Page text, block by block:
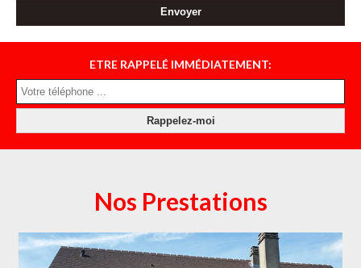
ETRE RAPPELÉ IMMÉDIATEMENT:
Nos Prestations